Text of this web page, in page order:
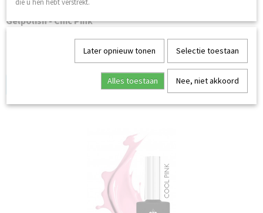
Gelpolish - Chic Pink
Log in om de prijs te zien
die u hen hebt verstrekt.
Later opnieuw tonen Selectie toestaan
Alles toestaan Nee, niet akkoord